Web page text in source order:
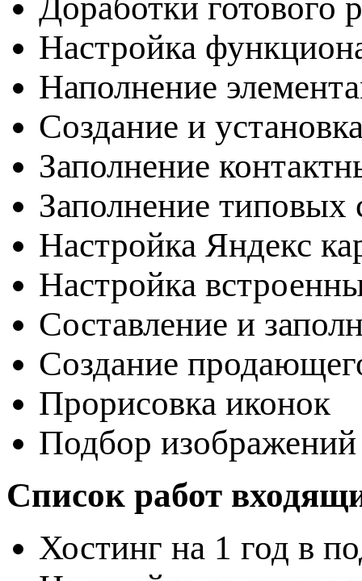
Доработки готового
Настройка
Наполнение
Создание и
Заполнение
Заполнение типовых
Настройка Яндекс
Настройка
Составление и
Создание
Прорисовка иконок
Подбор
Список работ
Хостинг на 1 год в